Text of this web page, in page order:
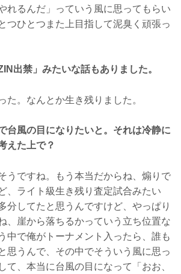
れるんだ」っていう風に思ってもらい
つひとつまた上目指して泥臭く頑張っ
出禁」みたいな話もありました。
。なんとか生き残りました。
風の目になりたいと。それは冷静に
えた上で？
ですね。もう本当だからね、煽りで
、ライト級生き残り査定試合みたい
分してたと思うんですけど、やっぱり
、崖から落ちるかっていう立ち位置な
中で俺がトーナメント入ったら、誰も
思うんで、その中でそういう風に思っ
て、本当に台風の目になって「おお、